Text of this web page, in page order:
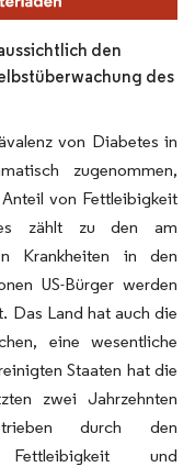
den
des
von Diabetes in
zugenommen,
von Fettleibigkeit
zählt zu den am
Krankheiten in den
US-Bürger werden
Das Land hat auch die
eine wesentliche
Staaten hat die
zwei Jahrzehnten
durch den
und